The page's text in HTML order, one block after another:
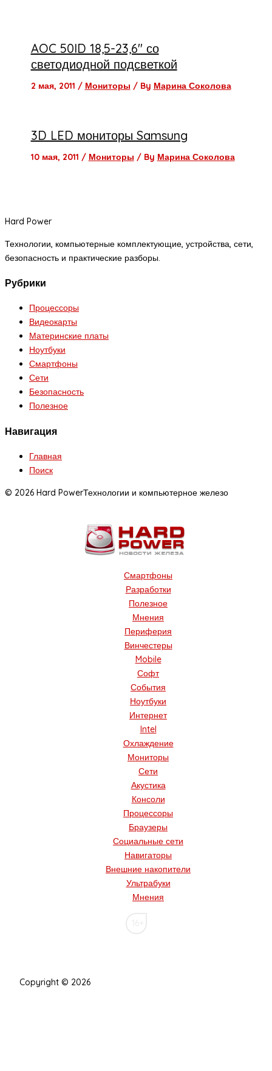
AOC 50ID 18,5-23,6″ со
светодиодной подсветкой
2 мая, 2011 / Мониторы / By Марина Соколова
3D LED мониторы Samsung
10 мая, 2011 / Мониторы / By Марина Соколова
Hard Power
Технологии, компьютерные комплектующие, устройства, сети,
безопасность и практические разборы.
Рубрики
Процессоры
Видеокарты
Материнские платы
Ноутбуки
Смартфоны
Сети
Безопасность
Полезное
Навигация
Главная
Поиск
© 2026 Hard PowerТехнологии и компьютерное железо
Смартфоны
Разработки
Полезное
Мнения
Периферия
Винчестеры
Mobile
Софт
События
Ноутбуки
Интернет
Intel
Охлаждение
Мониторы
Сети
Акустика
Консоли
Процессоры
Браузеры
Социальные сети
Навигаторы
Внешние накопители
Ультрабуки
Мнения
Copyright © 2026